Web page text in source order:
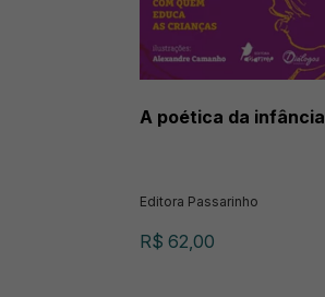
A poética da infância
Editora Passarinho
R$ 62,00